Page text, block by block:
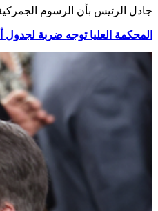
جادل الرئيس بأن الرسوم الجمركية
المحكمة العليا توجه ضربة